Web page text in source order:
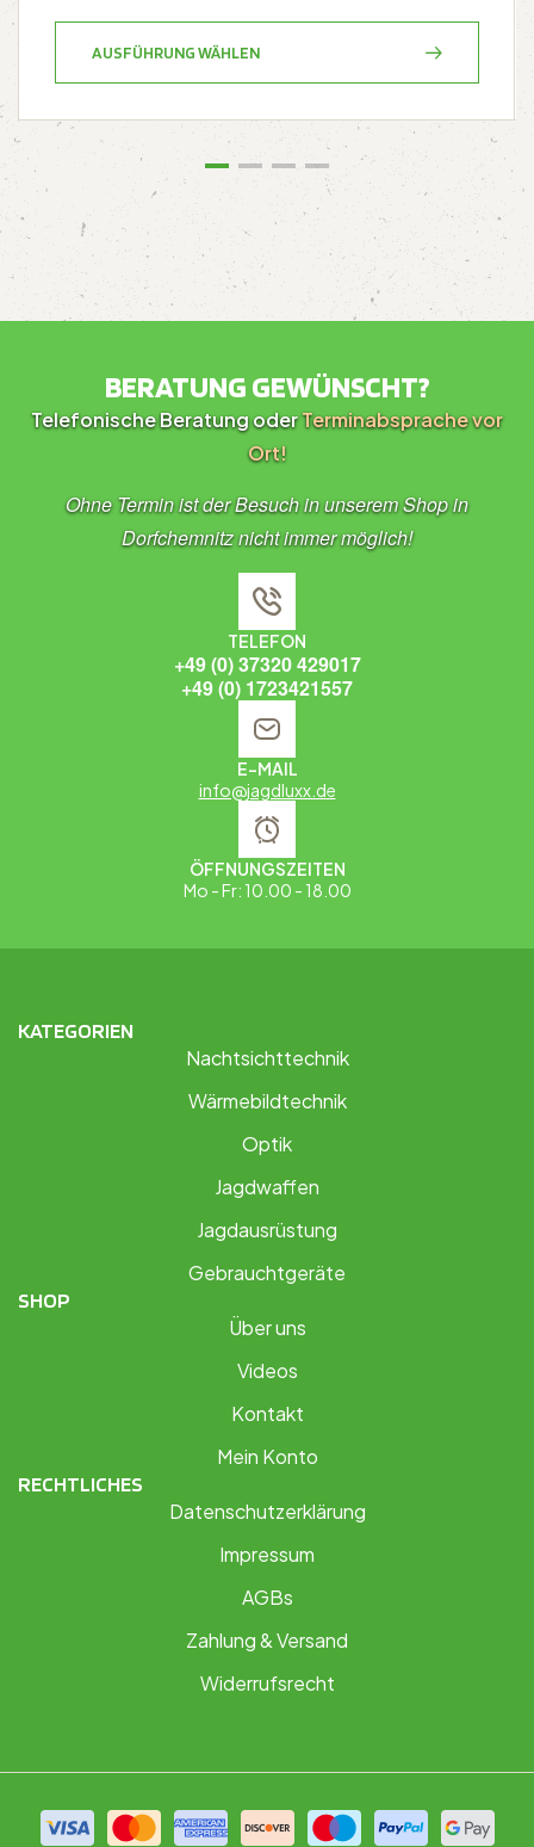
AUSFÜHRUNG WÄHLEN
BERATUNG GEWÜNSCHT?
Telefonische Beratung oderTerminabsprache vor
Ort!
Ohne Termin ist der Besuch in unserem Shop in
Dorfchemnitz nicht immer möglich!
TELEFON
+49 (0) 37320 429017
+49 (0) 1723421557
E-MAIL
info@jagdluxx.de
ÖFFNUNGSZEITEN
Mo - Fr: 10.00 - 18.00
KATEGORIEN
Nachtsichttechnik
Wärmebildtechnik
Optik
Jagdwaffen
Jagdausrüstung
Gebrauchtgeräte
SHOP
Über uns
Videos
Kontakt
Mein Konto
RECHTLICHES
Datenschutzerklärung
Impressum
AGBs
Zahlung & Versand
Widerrufsrecht